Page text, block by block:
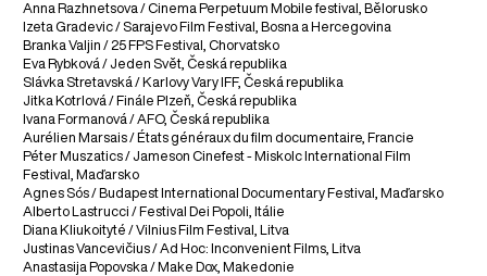
Anna Razhnetsova / Cinema Perpetuum Mobile festival, Bělorusko
Izeta Gradevic / Sarajevo Film Festival, Bosna a Hercegovina
Branka Valjin / 25 FPS Festival, Chorvatsko
Eva Rybková / Jeden Svět, Česká republika
Slávka Stretavská / Karlovy Vary IFF, Česká republika
Jitka Kotrlová / Finále Plzeň, Česká republika
Ivana Formanová / AFO, Česká republika
Aurélien Marsais / États généraux du film documentaire, Francie
Péter Muszatics / Jameson Cinefest - Miskolc International Film
Festival, Maďarsko
Agnes Sós / Budapest International Documentary Festival, Maďarsko
Alberto Lastrucci / Festival Dei Popoli, Itálie
Diana Kliukoityté / Vilnius Film Festival, Litva
Justinas Vancevičius / Ad Hoc: Inconvenient Films, Litva
Anastasija Popovska / Make Dox, Makedonie